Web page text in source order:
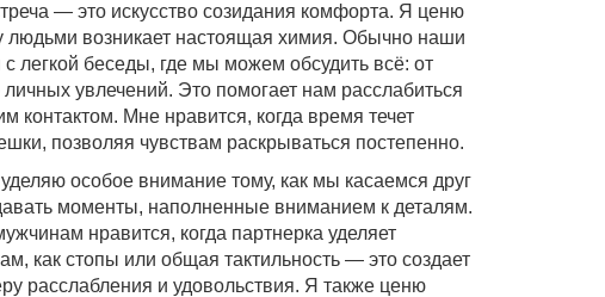
— это искусство созидания комфорта. Я ценю
людьми возникает настоящая химия. Обычно наши
с легкой беседы, где мы можем обсудить всё: от
увлечений. Это помогает нам расслабиться
контактом. Мне нравится, когда время течет
позволяя чувствам раскрываться постепенно.
особое внимание тому, как мы касаемся друг
моменты, наполненные вниманием к деталям.
нравится, когда партнерка уделяет
как стопы или общая тактильность — это создает
расслабления и удовольствия. Я также ценю